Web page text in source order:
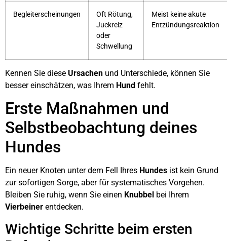
Begleiterscheinungen
Oft Rötung,
Juckreiz
oder
Schwellung
Meist keine akute
Entzündungsreaktion
Kennen Sie diese Ursachen und Unterschiede, können Sie
besser einschätzen, was Ihrem Hund fehlt.
Erste Maßnahmen und
Selbstbeobachtung deines
Hundes
Ein neuer Knoten unter dem Fell Ihres Hundes ist kein Grund
zur sofortigen Sorge, aber für systematisches Vorgehen.
Bleiben Sie ruhig, wenn Sie einen Knubbel bei Ihrem
Vierbeiner entdecken.
Wichtige Schritte beim ersten